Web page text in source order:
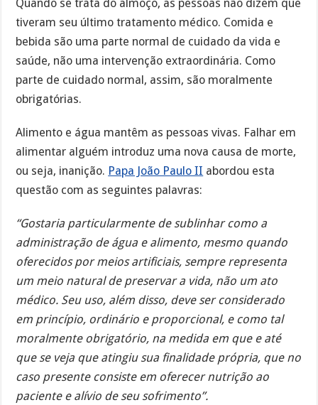
Quando se trata do almoço, as pessoas não dizem que
tiveram seu último tratamento médico. Comida e
bebida são uma parte normal de cuidado da vida e
saúde, não uma intervenção extraordinária. Como
parte de cuidado normal, assim, são moralmente
obrigatórias.
Alimento e água mantêm as pessoas vivas. Falhar em
alimentar alguém introduz uma nova causa de morte,
ou seja, inanição. Papa João Paulo II abordou esta
questão com as seguintes palavras:
“Gostaria particularmente de sublinhar como a
administração de água e alimento, mesmo quando
oferecidos por meios artificiais, sempre representa
um meio natural de preservar a vida, não um ato
médico. Seu uso, além disso, deve ser considerado
em princípio, ordinário e proporcional, e como tal
moralmente obrigatório, na medida em que e até
que se veja que atingiu sua finalidade própria, que no
caso presente consiste em oferecer nutrição ao
paciente e alívio de seu sofrimento”.